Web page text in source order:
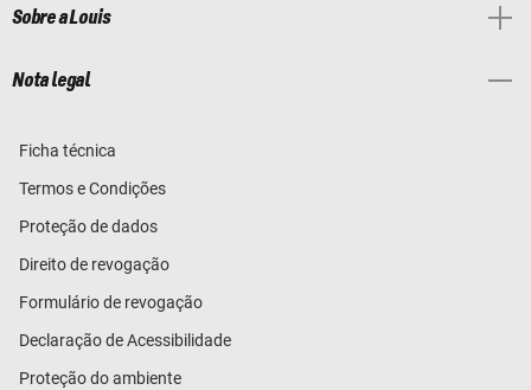
Sobre a Louis
Nota legal
Ficha técnica
Termos e Condições
Proteção de dados
Direito de revogação
Formulário de revogação
Declaração de Acessibilidade
Proteção do ambiente